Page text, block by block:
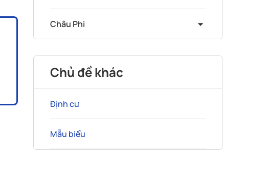
Châu Phi
Chủ đề khác
Định cư
Mẫu biểu